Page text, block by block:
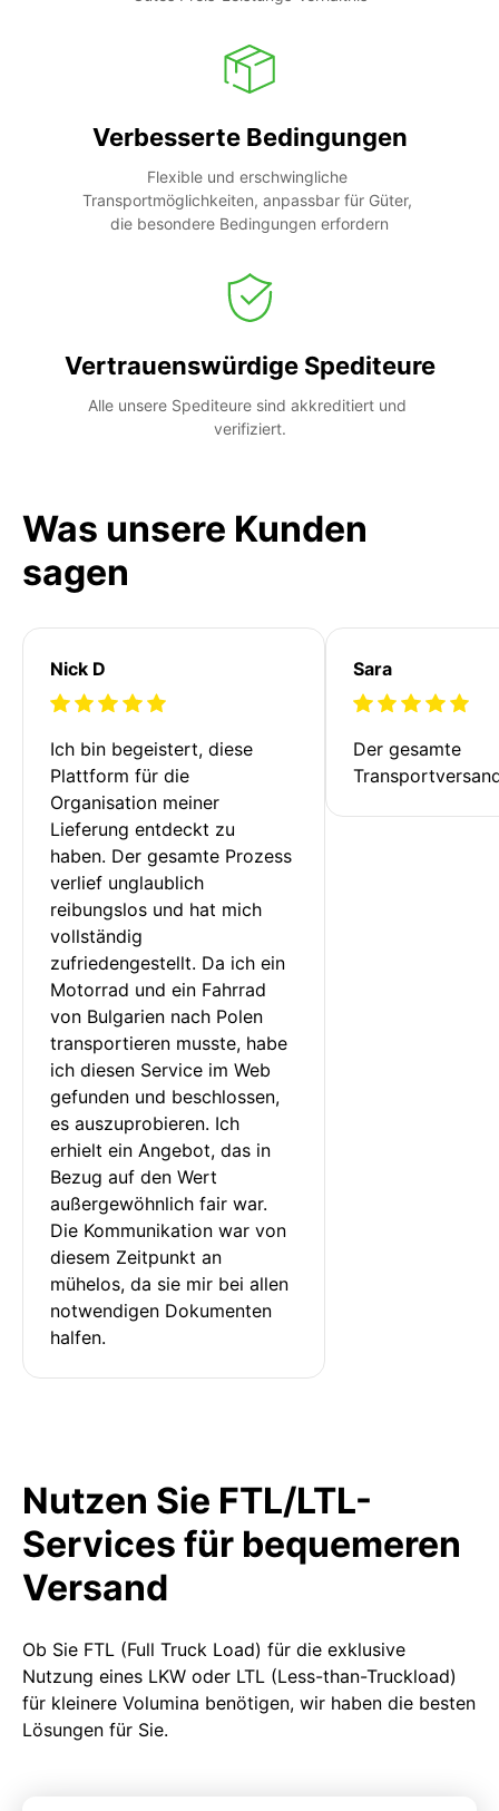
Verbesserte Bedingungen
Flexible und erschwingliche
Transportmöglichkeiten, anpassbar für Güter,
die besondere Bedingungen erfordern
Vertrauenswürdige Spediteure
Alle unsere Spediteure sind akkreditiert und
verifiziert.
Was unsere Kunden
sagen
Nick D
Ich bin begeistert, diese
Plattform für die
Organisation meiner
Lieferung entdeckt zu
haben. Der gesamte Prozess
verlief unglaublich
reibungslos und hat mich
vollständig
zufriedengestellt. Da ich ein
Motorrad und ein Fahrrad
von Bulgarien nach Polen
transportieren musste, habe
ich diesen Service im Web
gefunden und beschlossen,
es auszuprobieren. Ich
erhielt ein Angebot, das in
Bezug auf den Wert
außergewöhnlich fair war.
Die Kommunikation war von
diesem Zeitpunkt an
mühelos, da sie mir bei allen
notwendigen Dokumenten
halfen.
Sara
Der gesamte
Nutzen Sie FTL/LTL-
Services für bequemeren
Versand
Ob Sie FTL (Full Truck Load) für die exklusive
Nutzung eines LKW oder LTL (Less-than-Truckload)
für kleinere Volumina benötigen, wir haben die besten
Lösungen für Sie.